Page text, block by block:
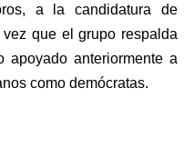
a la candidatura de
que el grupo respalda
apoyado anteriormente a
como demócratas.